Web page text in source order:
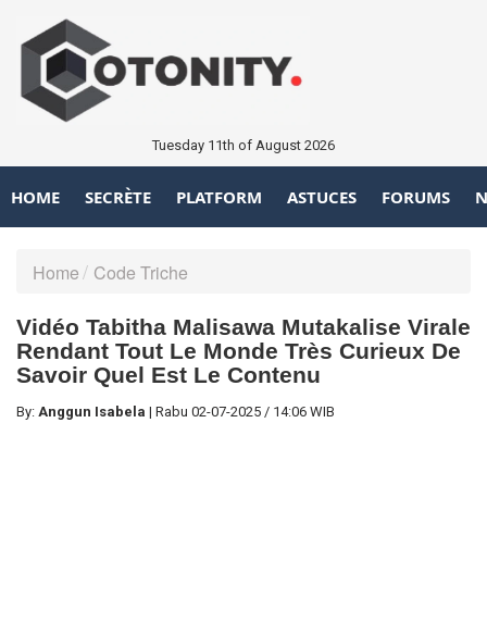
Tuesday 11th of August 2026
HOME SECRÈTE PLATFORM ASTUCES FORUMS
Home Code Triche
Vidéo Tabitha Malisawa Mutakalise Virale
Rendant Tout Le Monde Très Curieux De
Savoir Quel Est Le Contenu
By: Anggun Isabela | Rabu 02-07-2025 / 14:06 WIB